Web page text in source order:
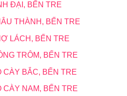
ĐẠI, BẾN TRE
THÀNH, BẾN TRE
LÁCH, BẾN TRE
TRÔM, BẾN TRE
CÀY BẮC, BẾN TRE
CÀY NAM, BẾN TRE